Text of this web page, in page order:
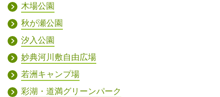
木場公園
秋が瀬公園
汐入公園
妙典河川敷自由広場
若洲キャンプ場
彩湖・道満グリーンパーク